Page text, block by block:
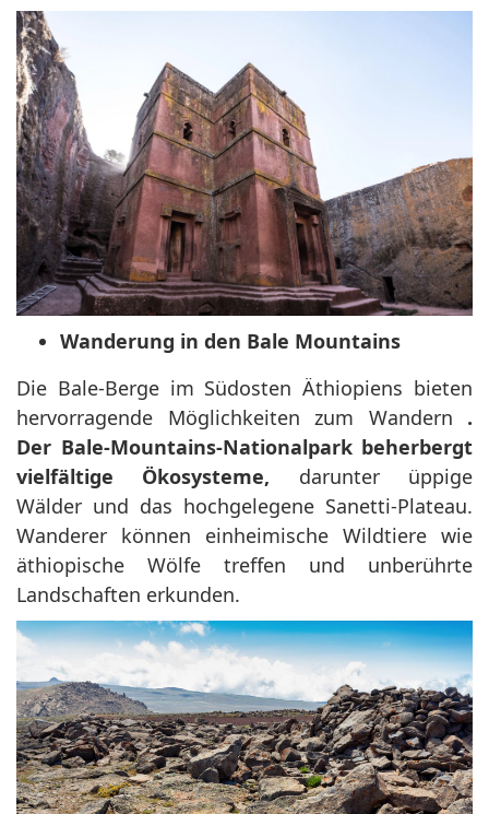
Wanderung in den Bale Mountains
Die Bale-Berge im Südosten Äthiopiens bieten
hervorragende Möglichkeiten zum Wandern .
Der Bale-Mountains-Nationalpark beherbergt
vielfältige Ökosysteme, darunter üppige
Wälder und das hochgelegene Sanetti-Plateau.
Wanderer können einheimische Wildtiere wie
äthiopische Wölfe treffen und unberührte
Landschaften erkunden.